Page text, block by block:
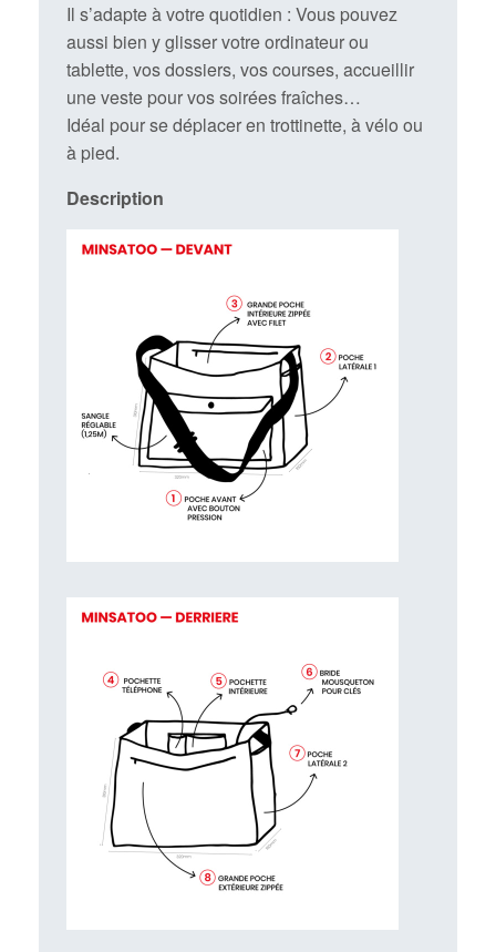
Il s’adapte à votre quotidien : Vous pouvez
aussi bien y glisser votre ordinateur ou
tablette, vos dossiers, vos courses, accueillir
une veste pour vos soirées fraîches…
Idéal pour se déplacer en trottinette, à vélo ou
à pied.
Description